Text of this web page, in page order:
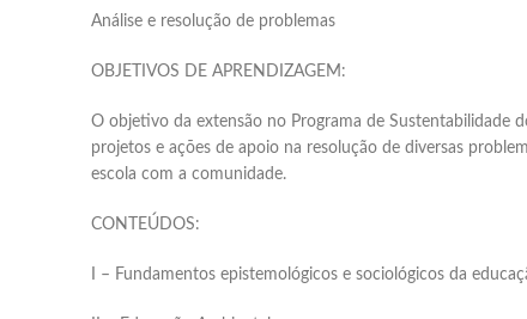
Análise e resolução de problemas
OBJETIVOS DE APRENDIZAGEM:
O objetivo da extensão no Programa de Sustentabilidade
projetos e ações de apoio na resolução de diversas
escola com a comunidade.
CONTEÚDOS:
I – Fundamentos epistemológicos e sociológicos da